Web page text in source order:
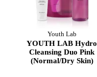
Youth Lab
YOUTH LAB Hydro
Cleansing Duo Pink
(Normal/Dry Skin)